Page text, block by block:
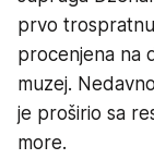
prvo
procenjena na
muzej.
je proširio sa
more.